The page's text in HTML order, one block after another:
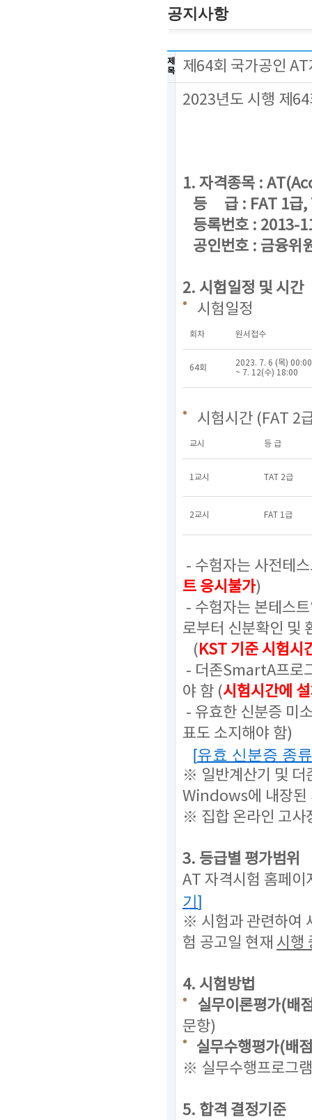
공지사항
제
목
제64회 국가공인
2023년도 시행 제
1. 자격종목 :
등 급 : FAT 1급,
등록번호 : 2013-
공인번호 : 금융위
2. 시험일정 및 시간
시험일정
회차 원서접수
64회
2023. 7. 6 (목) 00:00
~ 7. 12(수) 18:00
시험시간 (FAT 2
교시 등 급
1교시 TAT 2급
2교시 FAT 1급
- 수험자는 사전테
트 응시불가)
- 수험자는 본테스
로부터 신분확인 및
(KST 기준 시험시
- 더존SmartA프로
야 함 (시험시간에
- 유효한 신분증 미
표도 소지해야 함)
[유효 신분증 종
※ 일반계산기 및 더
Windows에 내장된
※ 집합 온라인 고사
3. 등급별 평가범위
AT 자격시험 홈페
기]
※ 시험과 관련하여
험 공고일 현재 시행
4. 시험방법
실무이론평가(배
문항)
실무수행평가(배
※ 실무수행프로그
5. 합격 결정기준